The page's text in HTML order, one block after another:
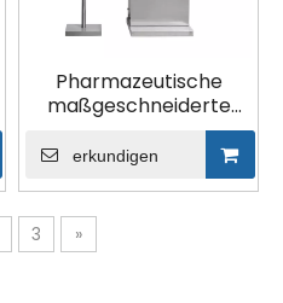
Pharmazeutische
maßgeschneiderte
Rolltabletten-
Beschichtungsmaschine
erkundigen
3 »